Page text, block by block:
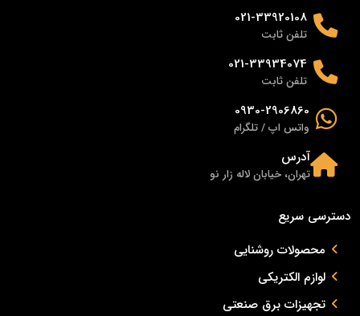
021-33920108
تلفن ثابت
021-33934074
تلفن ثابت
0930-2906860
واتس اپ / تلگرام
آدرس
تهران، خیابان لاله زار نو
دسترسی سریع
محصولات روشنایی
لوازم الکتریکی
تجهیزات برق صنعتی